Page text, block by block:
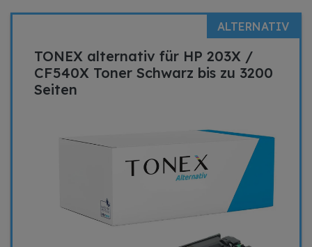
ALTERNATIV
TONEX alternativ für HP 203X /
CF540X Toner Schwarz bis zu 3200
Seiten